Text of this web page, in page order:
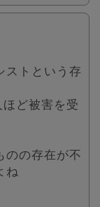
ストという存
ど被害を受
のの存在が不
ね